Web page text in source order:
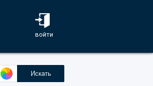
войти
Искать